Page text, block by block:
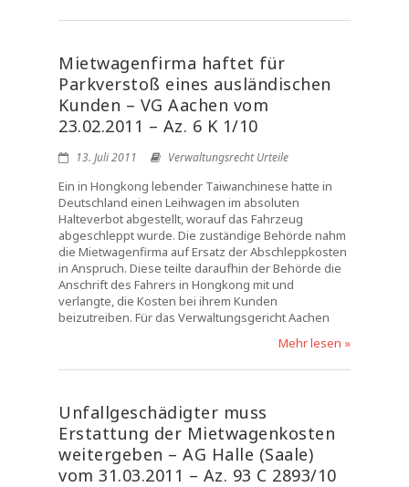
Mietwagenfirma haftet für
Parkverstoß eines ausländischen
Kunden – VG Aachen vom
23.02.2011 – Az. 6 K 1/10
13. Juli 2011 Verwaltungsrecht Urteile
Ein in Hongkong lebender Taiwanchinese hatte in
Deutschland einen Leihwagen im absoluten
Halteverbot abgestellt, worauf das Fahrzeug
abgeschleppt wurde. Die zuständige Behörde nahm
die Mietwagenfirma auf Ersatz der Abschleppkosten
in Anspruch. Diese teilte daraufhin der Behörde die
Anschrift des Fahrers in Hongkong mit und
verlangte, die Kosten bei ihrem Kunden
beizutreiben. Für das Verwaltungsgericht Aachen
Mehr lesen »
Unfallgeschädigter muss
Erstattung der Mietwagenkosten
weitergeben – AG Halle (Saale)
vom 31.03.2011 – Az. 93 C 2893/10